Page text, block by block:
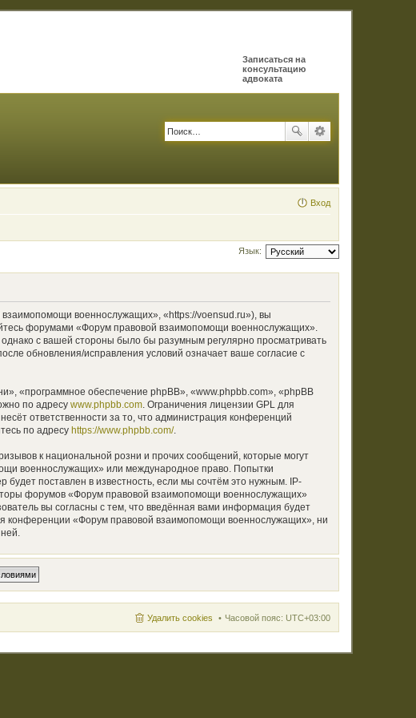
Записаться на
консультацию
адвоката
Вход
Язык:
военнослужащих», «https://voensud.ru»), вы
форумами «Форум правовой взаимопомощи военнослужащих».
с вашей стороны было бы разумным регулярно просматривать
обновления/исправления условий означает ваше согласие с
«программное обеспечение phpBB», «www.phpbb.com», «phpBB
по адресу www.phpbb.com . Ограничения лицензии GPL для
ответственности за то, что администрация конференций
по адресу https://www.phpbb.com/.
к национальной розни и прочих сообщений, которые могут
военнослужащих» или международное право. Попытки
поставлен в известность, если мы сочтём это нужным. IP-
форумов «Форум правовой взаимопомощи военнослужащих»
вы согласны с тем, что введённая вами информация будет
конференции «Форум правовой взаимопомощи военнослужащих», ни
Часовой пояс: UTC+03:00
Удалить cookies